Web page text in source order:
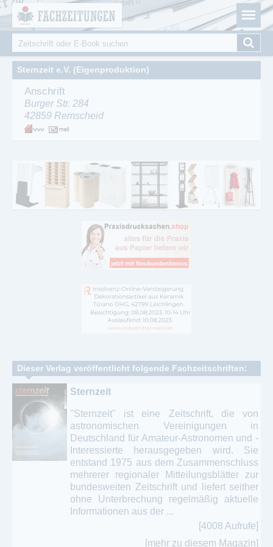
Fachzeitungen.de - Das unabhängige Portal für
Fachmagazine Fachpublikationen & eBooks
Suchformular
Suche
Sternzeit e.V. (Eigenproduktion)
Anschrift
Burger Str. 284
42859 Remscheid
Dieser Verlag veröffentlicht folgende Fachzeitschriften:
Sternzeit
"Sternzeit" ist eine Zeitschrift, die von
astronomischen Vereinigungen in
Deutschland für Amateur-Astronomen und -
Interessierte herausgegeben wird. Sie
entstand 1975 aus dem Zusammenschluss
mehrerer regionaler Mitteilungsblätter zur
bundesweiten Zeitschrift und liefert seither
ohne Unterbrechung regelmäßig aktuelle
Informationen aus der ...
[4008 Aufrufe]
[mehr zu diesem Magazin]
Cookie-Einstellungen